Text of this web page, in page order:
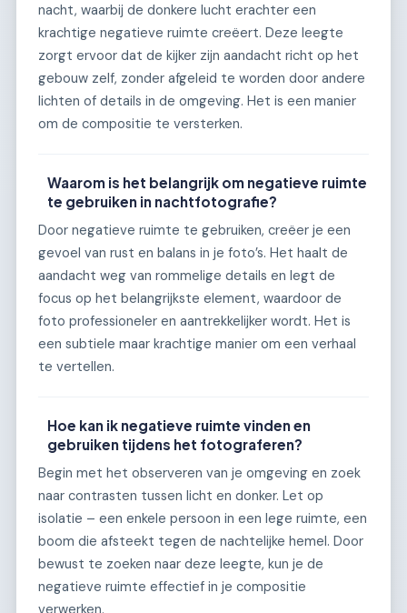
nacht, waarbij de donkere lucht erachter een
krachtige negatieve ruimte creëert. Deze leegte
zorgt ervoor dat de kijker zijn aandacht richt op het
gebouw zelf, zonder afgeleid te worden door andere
lichten of details in de omgeving. Het is een manier
om de compositie te versterken.
Waarom is het belangrijk om negatieve ruimte
te gebruiken in nachtfotografie?
Door negatieve ruimte te gebruiken, creëer je een
gevoel van rust en balans in je foto’s. Het haalt de
aandacht weg van rommelige details en legt de
focus op het belangrijkste element, waardoor de
foto professioneler en aantrekkelijker wordt. Het is
een subtiele maar krachtige manier om een verhaal
te vertellen.
Hoe kan ik negatieve ruimte vinden en
gebruiken tijdens het fotograferen?
Begin met het observeren van je omgeving en zoek
naar contrasten tussen licht en donker. Let op
isolatie – een enkele persoon in een lege ruimte, een
boom die afsteekt tegen de nachtelijke hemel. Door
bewust te zoeken naar deze leegte, kun je de
negatieve ruimte effectief in je compositie
verwerken.